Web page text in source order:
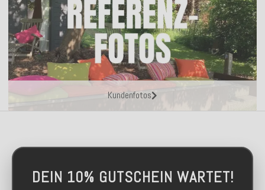
Kundenfotos
DEIN 10% GUTSCHEIN WARTET!